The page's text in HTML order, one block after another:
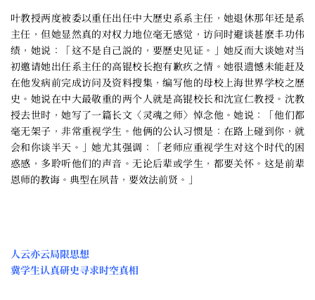
叶教授两度被委以重任出任中大歷史系系主任，她退休那年还是系
主任，但她显然真的对权力地位毫无感觉，访问时避谈甚麽丰功伟
绩，她说：「这不是自己説的，要歷史见证。」她反而大谈她对当
初邀请她出任系主任的高锟校长抱有歉疚之情。她很遗憾未能赶及
在他发病前完成访问及资料搜集，编写他的母校上海世界学校之歷
史。她说在中大最敬重的两个人就是高锟校长和沈宣仁教授。沈教
授去世时，她写了一篇长文〈灵魂之师〉悼念他。她说：「他们都
毫无架子，非常重视学生。他俩的公认习惯是：在路上碰到你，就
会和你谈半天。」她尤其强调：「老师应重视学生对这个时代的困
惑感，多聆听他们的声音。无论后辈或学生，都要关怀。这是前辈
恩师的教诲。典型在夙昔，要效法前贤。」
人云亦云局限思想
冀学生认真研史寻求时空真相